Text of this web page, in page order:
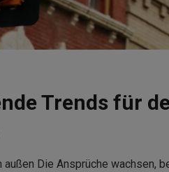
Trends für
außen Die Ansprüche wachsen,